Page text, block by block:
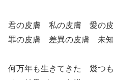
君の皮膚 私の皮膚 愛の
罪の皮膚 差異の皮膚 未
何万年も生きてきた 幾つ